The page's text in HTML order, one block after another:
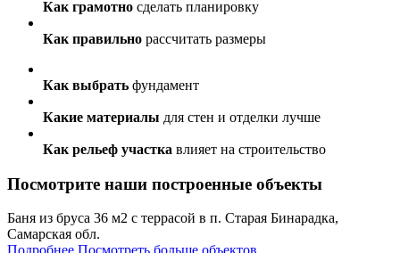
Как грамотно сделать планировку
Как правильно рассчитать размеры
Как выбрать фундамент
Какие материалы для стен и отделки лучше
Как рельеф участка влияет на строительство
Посмотрите наши построенные объекты
Баня из бруса 36 м2 с террасой в п. Старая Бинарадка,
Самарская обл.